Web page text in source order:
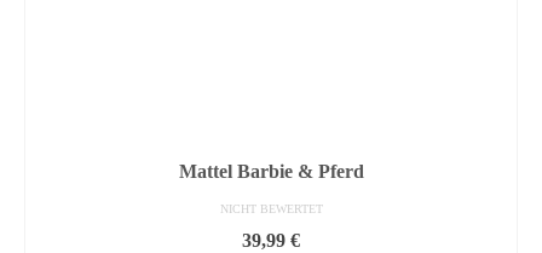
Mattel Barbie & Pferd
NICHT BEWERTET
39,99 €